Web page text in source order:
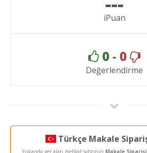
iPuan
0 - 0
Değerlendirme
Türkçe Makale
Yukarıda yer alan meblağ satıcının Makale Siparişi